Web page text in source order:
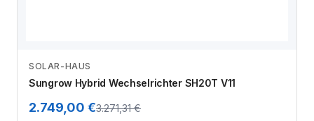
SOLAR-HAUS
Sungrow Hybrid Wechselrichter SH20T V11
2.749,00 €3.271,31 €